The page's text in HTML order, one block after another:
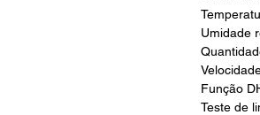
Umidade
Função
Teste de